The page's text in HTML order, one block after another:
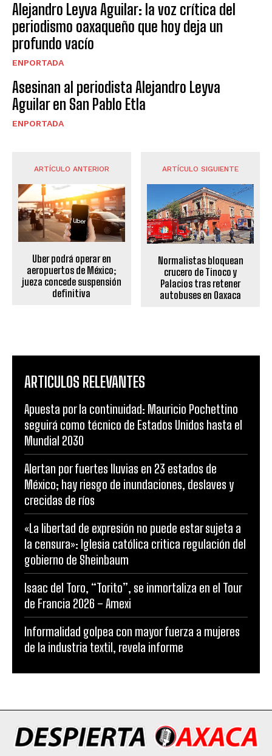
Alejandro Leyva Aguilar: la voz crítica del
periodismo oaxaqueño que hoy deja un
profundo vacío
ENPORTADA
Asesinan al periodista Alejandro Leyva
Aguilar en San Pablo Etla
ENPORTADA
ARTÍCULO ANTERIOR
Uber podrá operar en
aeropuertos de México;
jueza concede suspensión
definitiva
ARTÍCULO SIGUIENTE
Normalistas bloquean
crucero de Tinoco y
Palacios tras retener
autobuses en Oaxaca
ARTICULOS RELEVANTES
Apuesta por la continuidad: Mauricio Pochettino
seguirá como técnico de Estados Unidos hasta el
Mundial 2030
Alertan por fuertes lluvias en 23 estados de
México; hay riesgo de inundaciones, deslaves y
crecidas de ríos
«La libertad de expresión no puede estar sujeta a
la censura»: Iglesia católica critica regulación del
gobierno de Sheinbaum
Isaac del Toro, “Torito”, se inmortaliza en el Tour
de Francia 2026 – Amexi
Informalidad golpea con mayor fuerza a mujeres
de la industria textil, revela informe